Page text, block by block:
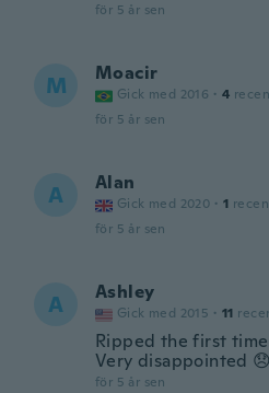
för 5 år sen
M Moacir
Gick med 2016 · 4
för 5 år sen
A Alan
Gick med 2020 · 1
för 5 år sen
A Ashley
Gick med 2015 · 11
Ripped the first
Very disappointed 😞
för 5 år sen